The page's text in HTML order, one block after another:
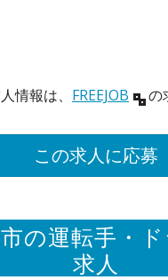
情報は、 FREEJOB の
この求人に応募
の運転手・
求人